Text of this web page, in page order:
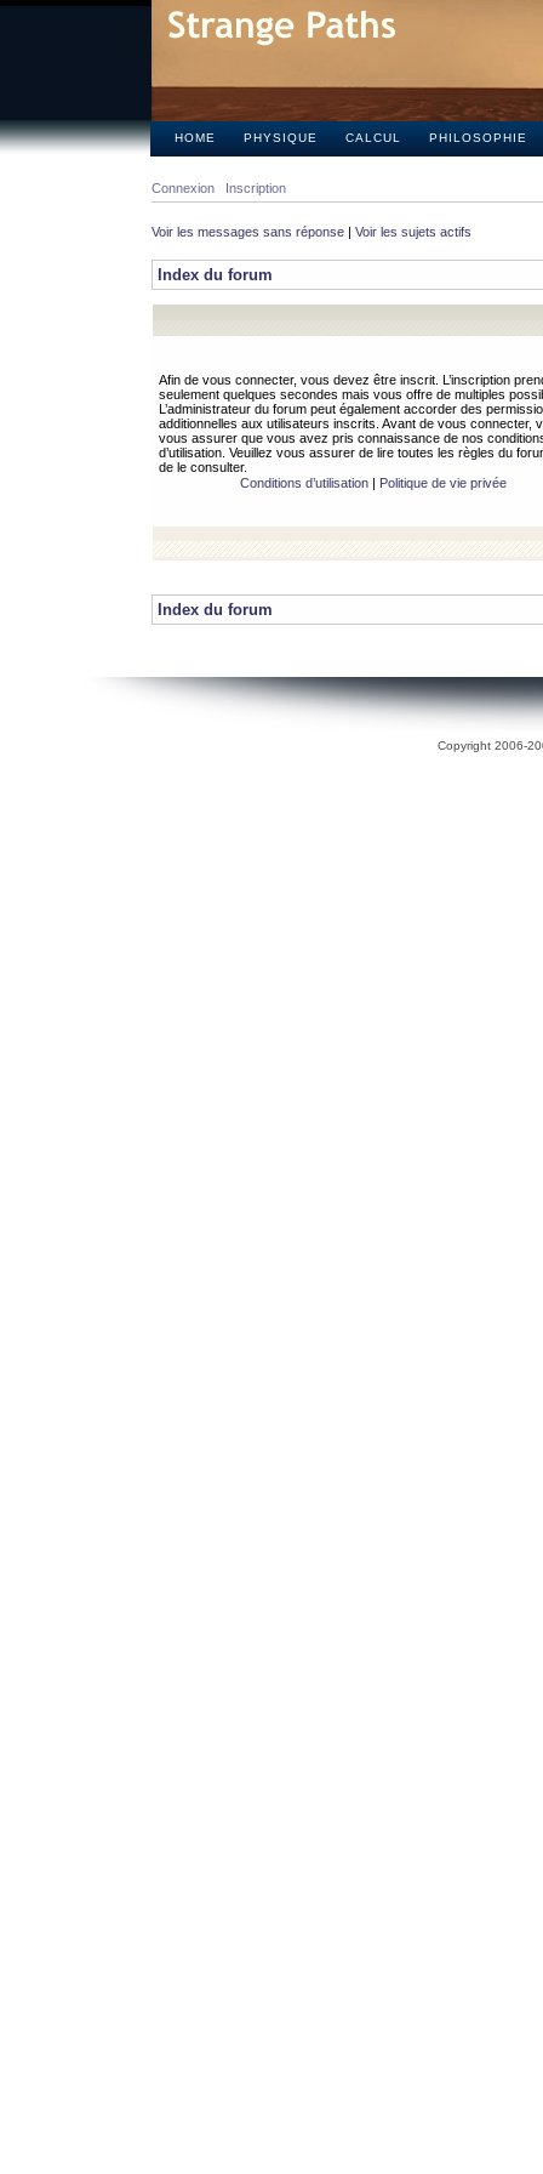
HOME PHYSIQUE CALCUL PHILOSOPHIE
Connexion Inscription
Voir les messages sans réponse | Voir les sujets actifs
Index du forum
Afin de vous connecter, vous devez être inscrit. L’inscription
seulement quelques secondes mais vous offre de multiples
L’administrateur du forum peut également accorder des
additionnelles aux utilisateurs inscrits. Avant de vous connecter,
vous assurer que vous avez pris connaissance de nos
d’utilisation. Veuillez vous assurer de lire toutes les règles du
de le consulter.
Conditions d’utilisation| Politique de vie privée
Index du forum
Copyright 2006-